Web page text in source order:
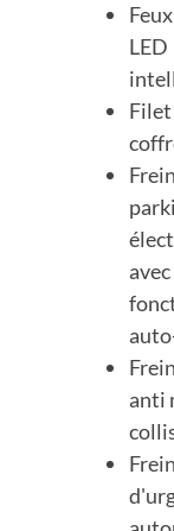
LED
Filet
avec
anti